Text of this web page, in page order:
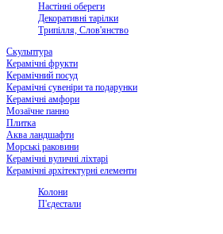
Настінні обереги
Декоративні тарілки
Трипілля, Слов'янство
Скульптура
Керамічні фрукти
Керамічний посуд
Керамічні сувеніри та подарунки
Керамічні амфори
Мозаїчне панно
Плитка
Аква ландшафти
Морські раковини
Керамічні вуличні ліхтарі
Керамічні архітектурні елементи
Колони
П'єдестали